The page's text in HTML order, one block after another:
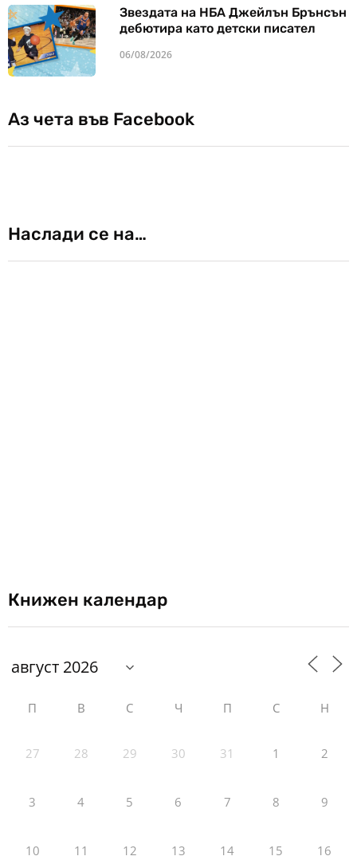
Звездата на НБА Джейлън Брънсън
дебютира като детски писател
06/08/2026
Аз чета във Facebook
Наслади се на…
Книжен календар
П В С Ч П С Н
27 28 29 30 31 1 2
3 4 5 6 7 8 9
10 11 12 13 14 15 16